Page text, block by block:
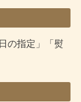
の指定」「熨